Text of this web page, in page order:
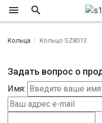
Кольца Кольцо SZ8013
Задать вопрос о
Имя: